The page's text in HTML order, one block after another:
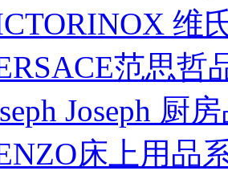
维
范思哲
Joseph 厨
床上用品